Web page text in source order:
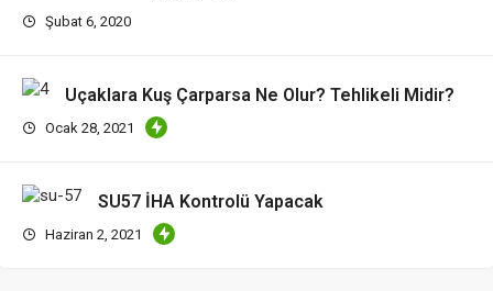
Şubat 6, 2020
Uçaklara Kuş Çarparsa Ne Olur? Tehlikeli Midir?
Ocak 28, 2021
SU57 İHA Kontrolü Yapacak
Haziran 2, 2021